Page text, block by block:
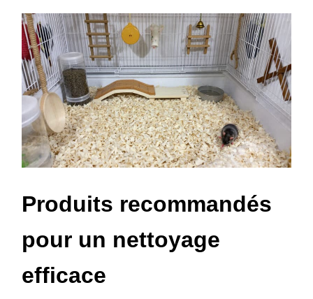
Produits recommandés
pour un nettoyage
efficace